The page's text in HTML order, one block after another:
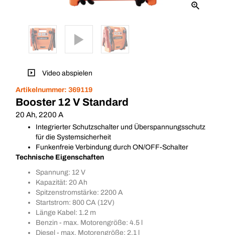
Video abspielen
Artikelnummer: 369119
Booster 12 V Standard
20 Ah, 2200 A
Integrierter Schutzschalter und Überspannungsschutz
für die Systemsicherheit
Funkenfreie Verbindung durch ON/OFF-Schalter
Technische Eigenschaften
Spannung: 12 V
Kapazität: 20 Ah
Spitzenstromstärke: 2200 A
Startstrom: 800 CA (12V)
Länge Kabel: 1.2 m
Benzin - max. Motorengröße: 4.5 l
Diesel - max. Motorengröße: 2.1 l